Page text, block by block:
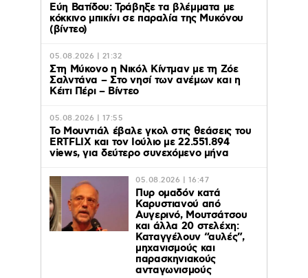
Εύη Βατίδου: Τράβηξε τα βλέμματα με
κόκκινο μπικίνι σε παραλία της Μυκόνου
(βίντεο)
05.08.2026 | 21:32
Στη Μύκονο η Νικόλ Κίντμαν με τη Ζόε
Σαλντάνα – Στο νησί των ανέμων και η
Κέιτι Πέρι – Βίντεο
05.08.2026 | 17:55
Το Μουντιάλ έβαλε γκολ στις θεάσεις του
ERTFLIX και τον Ιούλιο με 22.551.894
views, για δεύτερο συνεχόμενο μήνα
05.08.2026 | 16:47
Πυρ ομαδόν κατά
Καρυστιανού από
Αυγερινό, Μουτσάτσου
και άλλα 20 στελέχη:
Καταγγέλουν “αυλές”,
μηχανισμούς και
παρασκηνιακούς
ανταγωνισμούς